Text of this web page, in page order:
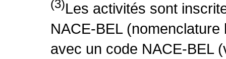
(3)Les activités sont
NACE-BEL
avec un code NACE-BEL